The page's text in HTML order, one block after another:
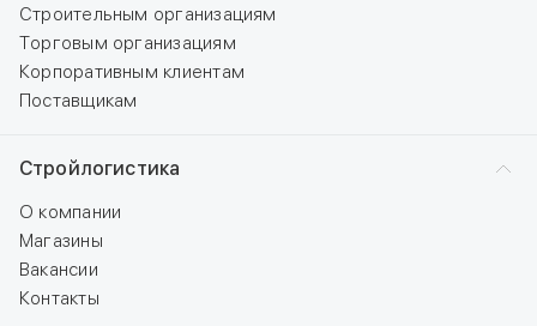
Строительным организациям
Торговым организациям
Корпоративным клиентам
Поставщикам
Стройлогистика
О компании
Магазины
Вакансии
Контакты